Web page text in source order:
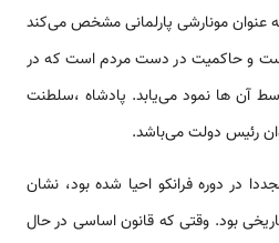
عنوان مونارشی پارلمانی مشخص می‌کند
و حاکمیت در دست مردم است که در
آن ها نمود می‌یابد. پادشاه ،سلطنت
رئیس دولت می‌باشد.
در دوره فرانکو احیا شده بود، ­­­­­نشان
بود. وقتی که قانون اساسی در حال